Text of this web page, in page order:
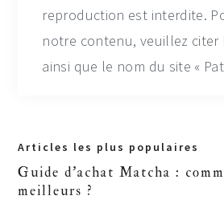
reproduction est interdite.
notre contenu, veuillez citer
ainsi que le nom du site «
Primary
Sidebar
Articles les plus populaires
Guide d'achat Matcha :
meilleurs ?